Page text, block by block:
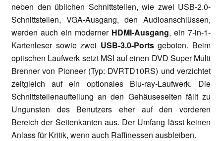
neben den üblichen Schnittstellen, wie zwei USB-2.0-
Schnittstellen, VGA-Ausgang, den Audioanschlüssen,
werden auch ein moderner HDMI-Ausgang, ein 7-in-1-
Kartenleser sowie zwei USB-3.0-Portsgeboten. Beim
optischen Laufwerk setzt MSI auf einen DVD Super Multi
Brenner von Pioneer (Typ: DVRTD10RS) und verzichtet
zeitgleich auf ein optionales Blu-ray-Laufwerk. Die
Schnittstellenaufteilung an den Gehäuseseiten fällt zu
Ungunsten des Benutzers eher auf den vorderen
Bereich der Seitenkanten aus. Der Umfang lässt keinen
Anlass für Kritik, wenn auch Raffinessen ausbleiben.